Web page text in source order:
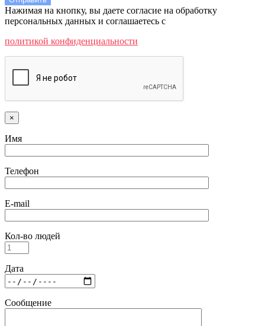
Нажимая на кнопку, вы даете согласие на обработку
персональных данных и соглашаетесь c
политикой конфиденциальности
×
Имя
Телефон
E-mail
Кол-во людей
Дата
Сообщение